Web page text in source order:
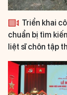
Triển khai
chuẩn bị tìm
liệt sĩ chôn tập